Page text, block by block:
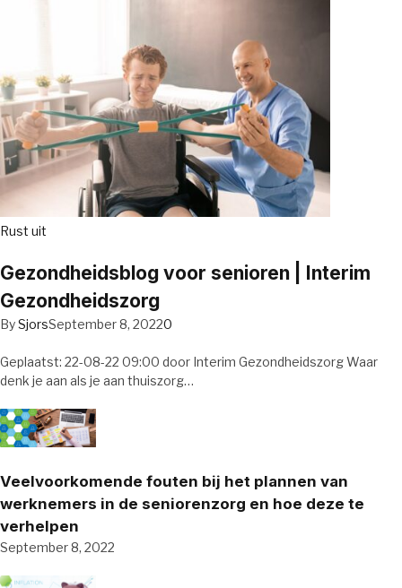
Rust uit
Gezondheidsblog voor senioren | Interim
Gezondheidszorg
BySjorsSeptember 8, 20220
Geplaatst: 22-08-22 09:00 door Interim Gezondheidszorg Waar
denk je aan als je aan thuiszorg…
Veelvoorkomende fouten bij het plannen van
werknemers in de seniorenzorg en hoe deze te
verhelpen
September 8, 2022